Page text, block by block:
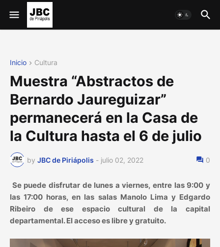
Inicio Cultura
Muestra “Abstractos de
Bernardo Jaureguizar”
permanecerá en la Casa de
la Cultura hasta el 6 de julio
by JBC de Piriápolis - julio 02, 2022 0
Se puede disfrutar de lunes a viernes, entre las 9:00 y
las 17:00 horas, en las salas Manolo Lima y Edgardo
Ribeiro de ese espacio cultural de la capital
departamental. El acceso es libre y gratuito.